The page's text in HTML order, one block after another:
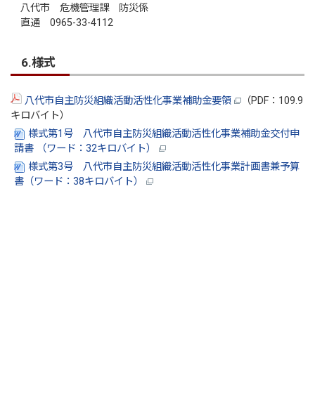
八代市 危機管理課 防災係
直通 0965-33-4112
6.様式
八代市自主防災組織活動活性化事業補助金要領
（PDF：109.9
キロバイト）
様式第1号 八代市自主防災組織活動活性化事業補助金交付申
請書 （ワード：32キロバイト）
様式第3号 八代市自主防災組織活動活性化事業計画書兼予算
書（ワード：38キロバイト）